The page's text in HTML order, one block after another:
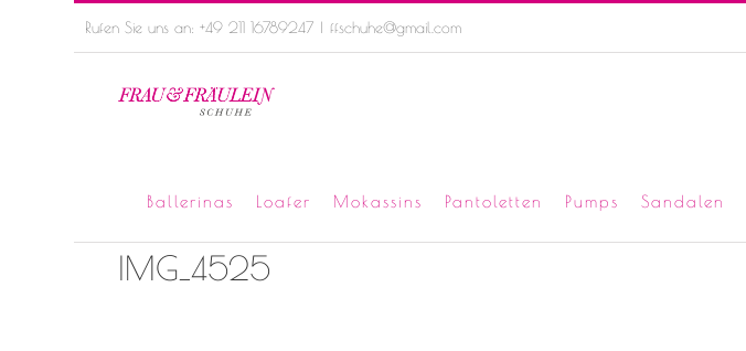
Rufen Sie uns an: +49 211 16789247 | ffschuhe@gmail.com
Ballerinas Loafer Mokassins Pantoletten Pumps Sandalen
IMG_4525